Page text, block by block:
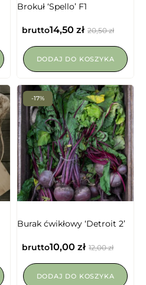
Brokuł ‘Spello’ F1
20,50zł
14,50 zł
brutto
DODAJ DO KOSZYKA
-17%
Burak ćwikłowy ‘Detroit 2’
12,00zł
10,00 zł
brutto
DODAJ DO KOSZYKA